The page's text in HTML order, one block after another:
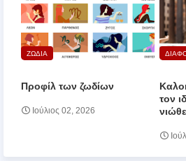
ΖΩΔΙΑ
Προφίλ των ζωδίων
Ιούλιος 02, 2026
τον